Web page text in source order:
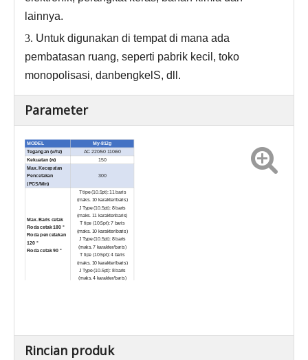
lainnya.
3. Untuk digunakan di tempat di mana ada
pembatasan ruang, seperti pabrik kecil, toko
monopolisasi, danbengkel S, dll .
Parameter
MODEL
My-812g
Tegangan (v/hz)
AC 220/50 110/60
Kekuatan (w)
150
Max. Kecepatan
Pencetakan
(PCS/Min)
300
Max. Baris cetak
Roda cetak 180 °
Roda pencetakan
120 °
Roda cetak 90 °
T tipe (10.5pt): 11 baris
(maks. 10 karakter/baris)
J Type (10.5pt): 8 baris
(maks. 11 karakter/baris)
T tipe (10.5pt): 7 baris
(maks. 10 karakter/baris)
J Type (10.5pt): 8 baris
(maks. 7 karakter/baris)
T tipe (10.5pt): 4 baris
(maks. 10 karakter/baris)
J Type (10.5pt): 8 baris
(maks. 4 karakter/baris)
Max. Ukuran
170
Rincian produk